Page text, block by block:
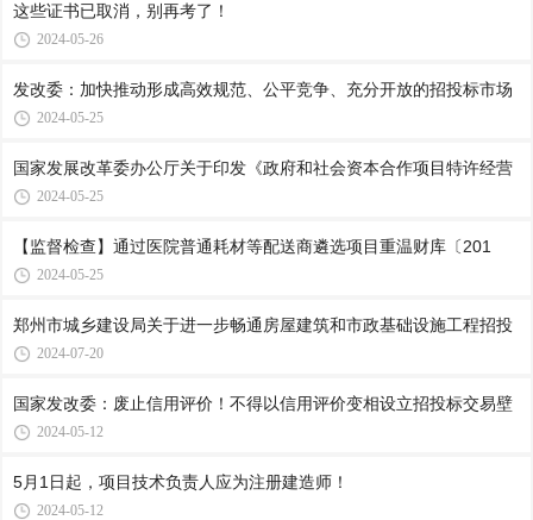
这些证书已取消，别再考了！
2024-05-26
发改委：加快推动形成高效规范、公平竞争、充分开放的招投标市场
2024-05-25
国家发展改革委办公厅关于印发《政府和社会资本合作项目特许经营
2024-05-25
【监督检查】通过医院普通耗材等配送商遴选项目重温财库〔201
2024-05-25
郑州市城乡建设局关于进一步畅通房屋建筑和市政基础设施工程招投
2024-07-20
国家发改委：废止信用评价！不得以信用评价变相设立招投标交易壁
2024-05-12
5月1日起，项目技术负责人应为注册建造师！
2024-05-12